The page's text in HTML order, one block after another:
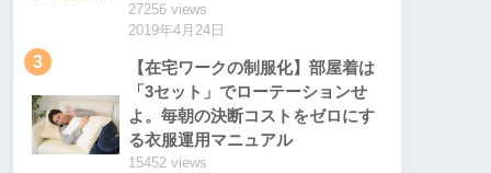
27256 views
2019年4月24日
3
【在宅ワークの制服化】部屋着は
「3セット」でローテーションせ
よ。毎朝の決断コストをゼロにす
る衣服運用マニュアル
15452 views